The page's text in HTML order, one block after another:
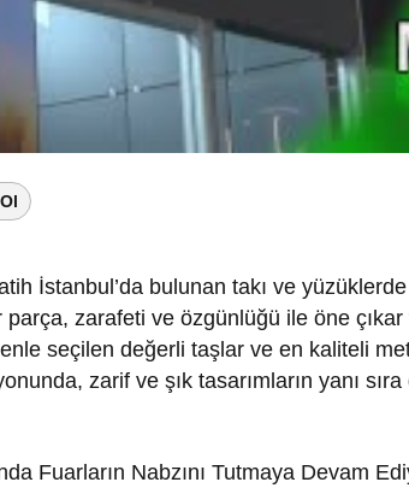
İstanbul’da bulunan takı ve
parça, zarafeti ve özgünlüğü ile öne
seçilen değerli taşlar ve en kaliteli
zarif ve şık tasarımların yanı
Fuarların Nabzını Tutmaya Devam